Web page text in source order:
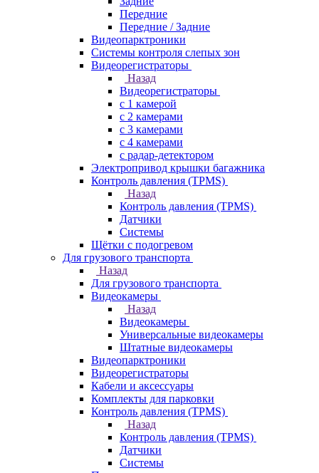
Передние
Передние / Задние
Видеопарктроники
Системы контроля слепых зон
Видеорегистраторы
Назад
Видеорегистраторы
с 1 камерой
с 2 камерами
с 3 камерами
с 4 камерами
с радар-детектором
Электропривод крышки багажника
Контроль давления (TPMS)
Назад
Контроль давления (TPMS)
Датчики
Системы
Щётки с подогревом
Для грузового транспорта
Назад
Для грузового транспорта
Видеокамеры
Назад
Видеокамеры
Универсальные видеокамеры
Штатные видеокамеры
Видеопарктроники
Видеорегистраторы
Кабели и аксессуары
Комплекты для парковки
Контроль давления (TPMS)
Назад
Контроль давления (TPMS)
Датчики
Системы